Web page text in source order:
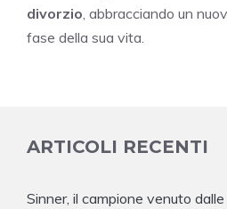
divorzio, abbracciando un
fase della sua vita.
ARTICOLI RECENTI
Sinner, il campione venuto